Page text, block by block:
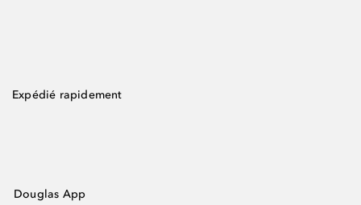
Expédié rapidement
Douglas App